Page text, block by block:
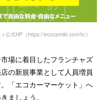
公式HP（https://ecocarmkt.com/fc/）
場に着目したフランチャズ
の新規事業として人員増員
「エコカーマーケット」へ
ましょう。